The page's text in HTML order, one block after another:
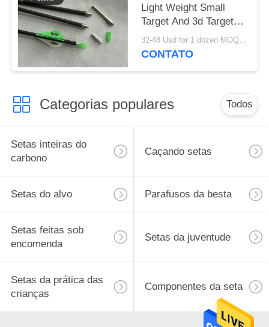
Light Weight Small
Target And 3d Target
Spine
250/300/350/400/500/600/
32-48 Usd for 1 dozen MOQ:2 dúzias
CONTATO
Categorias populares Todos
Setas inteiras do
carbono
Caçando setas
Setas do alvo Parafusos da besta
Setas feitas sob
encomenda
Setas da juventude
Setas da prática das
crianças
Componentes da seta